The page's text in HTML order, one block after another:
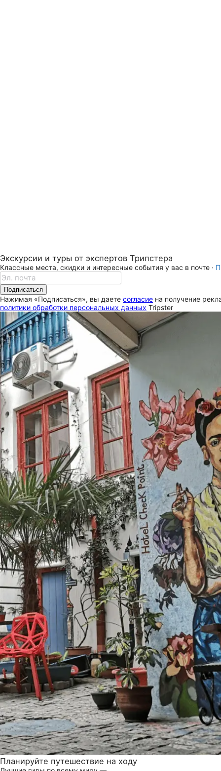
Экскурсии и туры от экспертов Трипстера
Классные места, скидки и интересные события у вас в почте ·
Подписаться
Нажимая «Подписаться», вы даете согласие на получение
политики обработки персональных данных Tripster
Планируйте путешествие на ходу